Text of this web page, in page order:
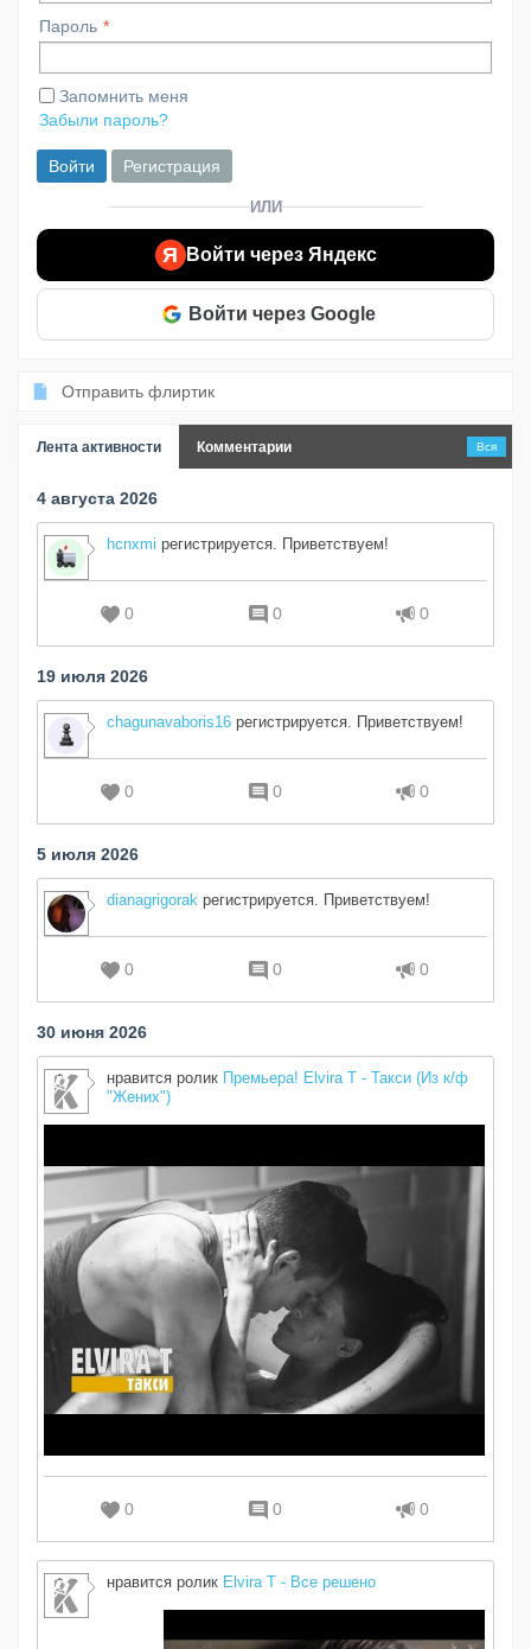
Пароль
Запомнить меня
Забыли пароль?
Войти Регистрация
ИЛИ
Я Войти через Яндекс
Войти через Google
Отправить флиртик
Лента активности Комментарии Вся
4 августа 2026
hcnxmi регистрируется. Приветствуем!
0 0 0
19 июля 2026
chagunavaboris16 регистрируется. Приветствуем!
0 0 0
5 июля 2026
dianagrigorak регистрируется. Приветствуем!
0 0 0
30 июня 2026
нравится ролик Премьера! Elvira T - Такси (Из к/ф
"Жених")
0 0 0
нравится ролик Elvira T - Все решено